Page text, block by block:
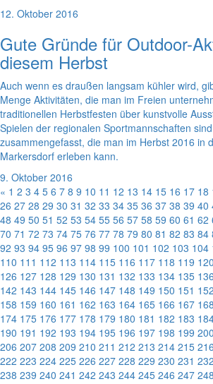
12. Oktober 2016
Gute Gründe für Outdoor-
diesem Herbst
Auch wenn es draußen langsam kühler wird,
Menge Aktivitäten, die man im Freien
traditionellen Herbstfesten über kunstvolle
Spielen der regionalen Sportmannschaften
zusammengefasst, die man im Herbst 2016 in
Markersdorf erleben kann.
9. Oktober 2016
« 1 2 3 4 5 6 7 8 9 10 11 12 13 14 15 16 17 18
26 27 28 29 30 31 32 33 34 35 36 37 38 39 40
48 49 50 51 52 53 54 55 56 57 58 59 60 61 62
70 71 72 73 74 75 76 77 78 79 80 81 82 83 84
92 93 94 95 96 97 98 99 100 101 102 103 104
110 111 112 113 114 115 116 117 118 119 120
126 127 128 129 130 131 132 133 134 135 136
142 143 144 145 146 147 148 149 150 151 152
158 159 160 161 162 163 164 165 166 167 168
174 175 176 177 178 179 180 181 182 183
190 191 192 193 194 195 196 197 198 199 200
206 207 208 209 210 211 212 213 214 215 216
222 223 224 225 226 227 228 229 230 231 232
238 239 240 241 242 243 244 245 246 247 248